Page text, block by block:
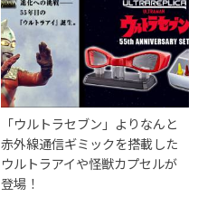
「ウルトラセブン」よりなんと
赤外線通信ギミックを搭載した
ウルトラアイや怪獣カプセルが
登場！